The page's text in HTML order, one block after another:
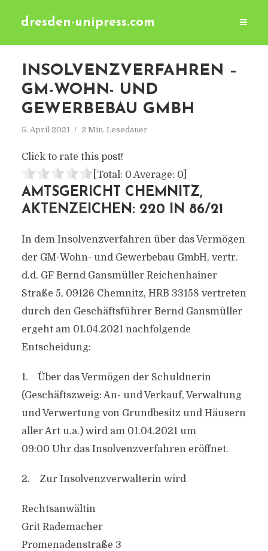
dresden-unipress.com
INSOLVENZVERFAHREN –
GM-WOHN- UND
GEWERBEBAU GMBH
5. April 2021 2 Min. Lesedauer
Click to rate this post!
[Total: 0 Average: 0]
AMTSGERICHT CHEMNITZ,
AKTENZEICHEN: 220 IN 86/21
In dem Insolvenzverfahren über das Vermögen
der GM-Wohn- und Gewerbebau GmbH, vertr.
d.d. GF Bernd Gansmüller Reichenhainer
Straße 5, 09126 Chemnitz, HRB 33158 vertreten
durch den Geschäftsführer Bernd Gansmüller
ergeht am 01.04.2021 nachfolgende
Entscheidung:
1. Über das Vermögen der Schuldnerin
(Geschäftszweig: An- und Verkauf, Verwaltung
und Verwertung von Grundbesitz und Häusern
aller Art u.a.) wird am 01.04.2021 um
09:00 Uhr das Insolvenzverfahren eröffnet.
2. Zur Insolvenzverwalterin wird
Rechtsanwältin
Grit Rademacher
Promenadenstraße 3